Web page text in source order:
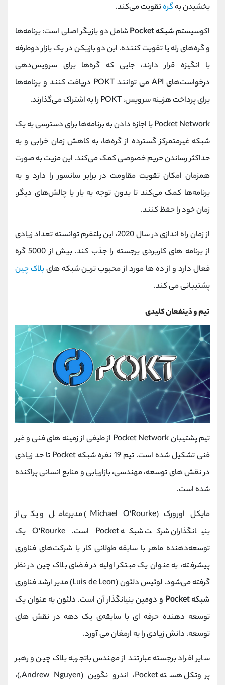
بخشیدن بهگرهتقویت می‌کند.
اکوسیستم شبکه Pocket
شامل دو بازیگر اصلی است: برنامه‌ها
و گره‌های رله یا تقویت کننده. این دو بازیکن در یک بازار دوطرفه
با انگیزه قرار دارند، جایی که گره‌ها برای سرویس‌دهی
درخواست‌های API می توانند POKT دریافت ‌کنند و برنامه‌ها
برای پرداخت هزینه سرویس، POKT را به اشتراک می‌گذارند.
Pocket Network با اجازه دادن به برنامه‌ها برای دسترسی به یک
شبکه غیرمتمرکز گسترده از گره‌ها، به کاهش زمان خرابی و به
حداکثر رساندن حریم خصوصی کمک می‌کند. این مزیت به صورت
همزمان امکان تقویت مقاومت در برابر سانسور را دارد و به
برنامه‌ها کمک می‌کند تا بدون توجه به بار یا چالش‌های دیگر،
زمان خود را حفظ کنند.
از زمان راه اندازی در سال 2020، این پلتفرم توانسته تعداد زیادی
از برنامه های کاربردی برجسته را جذب کند. بیش از 5000 گره
فعال دارد و از ده ها مورد از محبوب ترین شبکه هایبلاک چین
پشتیبانی می کند.
تیم و ذینفعان کلیدی
تیم پشتیبان Pocket Network از طیفی از زمینه های فنی و غیر
فنی تشکیل شده است. تیم 19 نفره شبکه Pocket تا حد زیادی
در نقش های توسعه، مهندسی، بازاریابی و منابع انسانی پراکنده
شده است.
مایکل اورورک (Michael O'Rourke) مدیرعامل و یکی از
بنیانگذاران شرکت شبکه Pocket است. O'Rourke یک
توسعه‌دهنده ماهر با سابقه طولانی کار با شرکت‌های فناوری
پیشرفته، به عنوان یک مبتکر اولیه در فضای بلاک چین در نظر
گرفته می‌شود. لوئیس دلئون (Luis de Leon) مدیر ارشد فناوری
شبکه Pocket
و دومین بنیانگذار آن است. دلئون به عنوان یک
توسعه دهنده حرفه ای با سابقه‌ی یک دهه در نقش های
توسعه، دانش زیادی را به ارمغان می آورد.
سایر افراد برجسته عبارتند از مهندس باتجربه بلاک چین و رهبر
پروتکل هسته Pocket، اندرو نگوین (Andrew Nguyen,)،